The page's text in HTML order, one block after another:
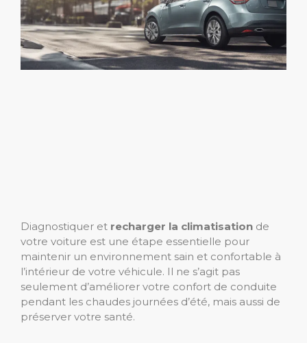
Diagnostiquer et recharger la climatisation de
votre voiture est une étape essentielle pour
maintenir un environnement sain et confortable à
l’intérieur de votre véhicule. Il ne s’agit pas
seulement d’améliorer votre confort de conduite
pendant les chaudes journées d’été, mais aussi de
préserver votre santé.